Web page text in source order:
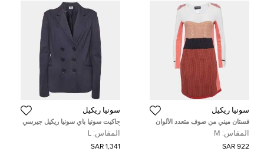
سونيا ريكيل
فستان ميني من صوف متعدد الألوان
سونيـا ريكيـل متوسط الحجم
المقاس: M
922 SAR
سونيا ريكيل
جاكيت سونيا باي سونيا ريكيل جيرسي
أزرق كحلي مزدوج الصدر كبير
المقاس: L
1,341 SAR